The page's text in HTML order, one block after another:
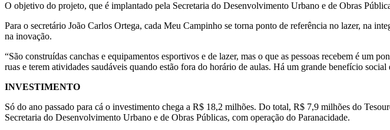
O objetivo do projeto, que é implantado pela Secretaria do Desenvolvimento Urbano e de Obras
Para o secretário João Carlos Ortega, cada Meu Campinho se torna ponto de referência no lazer, na
na inovação.
“São construídas canchas e equipamentos esportivos e de lazer, mas o que as pessoas recebem é um
ruas e terem atividades saudáveis quando estão fora do horário de aulas. Há um grande benefício
INVESTIMENTO
Só do ano passado para cá o investimento chega a R$ 18,2 milhões. Do total, R$ 7,9 milhões do
Secretaria do Desenvolvimento Urbano e de Obras Públicas, com operação do Paranacidade.